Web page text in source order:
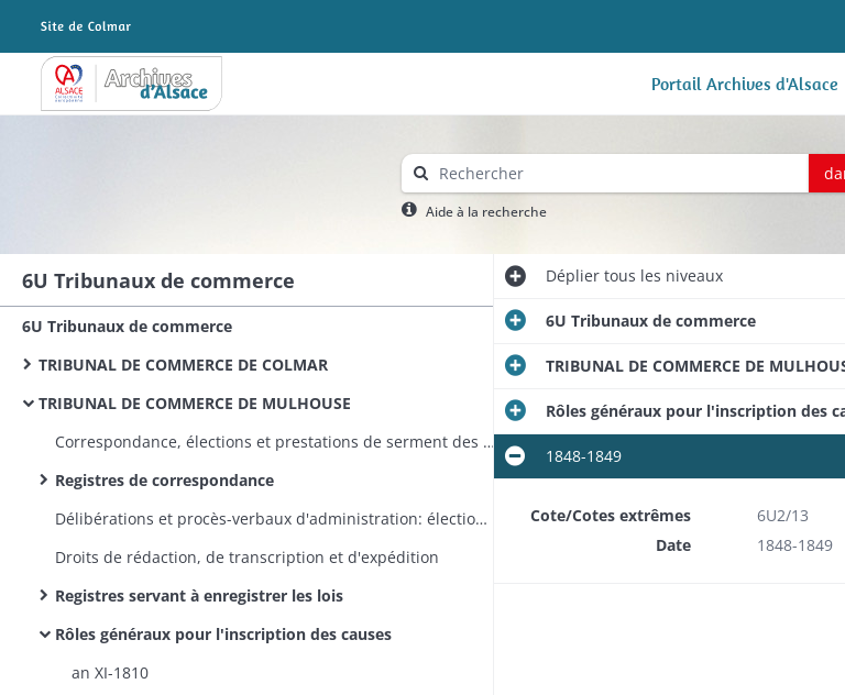
Archives Alsace - Colmar Portail Archives d'Alsace
Aide à la recherche
6U Tribunaux de commerce
6U Tribunaux de commerce
TRIBUNAL DE COMMERCE DE COLMAR
TRIBUNAL DE COMMERCE DE MULHOUSE
Correspondance, élections et prestations de serment des membres, circulaires
Registres de correspondance
Délibérations et procès-verbaux d'administration: élections des membres, prestations de serment, procès-verbaux relatifs aux faillites, nominations de courtiers
Droits de rédaction, de transcription et d'expédition
Registres servant à enregistrer les lois
Rôles généraux pour l'inscription des causes
an XI-1810
Dépliertous les niveaux
6U Tribunaux de commerce
TRIBUNAL DE COMMERCE DE
Rôles généraux pour l'inscription des
1848-1849
Cote/Cotes extrêmes
6U2/13
Date
1848-1849